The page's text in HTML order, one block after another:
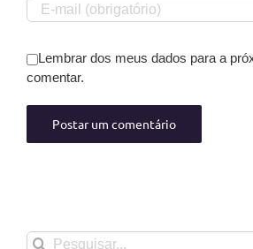
Lembrar dos meus dados para a
comentar.
Buscar